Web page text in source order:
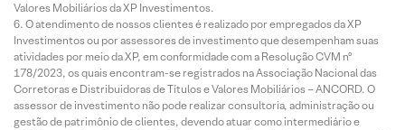
Valores Mobiliários da XP Investimentos.
O atendimento de nossos clientes é realizado por empregados da XP
Investimentos ou por assessores de investimento que desempenham suas
atividades por meio da XP, em conformidade com a Resolução CVM nº
178/2023, os quais encontram-se registrados na Associação Nacional das
Corretoras e Distribuidoras de Títulos e Valores Mobiliários – ANCORD. O
assessor de investimento não pode realizar consultoria, administração ou
gestão de patrimônio de clientes, devendo atuar como intermediário e